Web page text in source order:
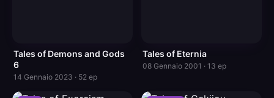
Tales of Demons and Gods
6
14 Gennaio 2023 · 52 ep
Tales of Eternia
08 Gennaio 2001 · 13 ep